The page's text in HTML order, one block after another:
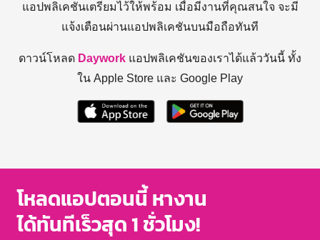
แอปพลิเคชันเตรียมไว้ให้พร้อม เมื่อมีงานที่คุณสนใจ จะมี
แจ้งเตือนผ่านแอปพลิเคชันบนมือถือทันที
ดาวน์โหลด Daywork แอปพลิเคชันของเราได้แล้ววันนี้ ทั้ง
ใน Apple Store และ Google Play
โหลดแอปตอนนี้ หางาน
ได้ทันทีเร็วสุด 1 ชั่วโมง!